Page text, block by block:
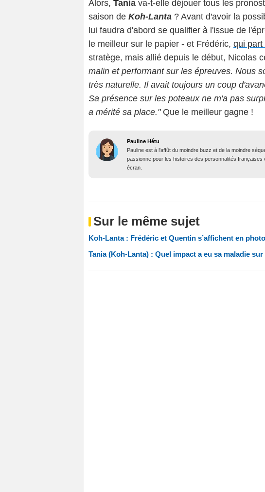
Alors, Tania va-t-elle déjouer tous les
saison de Koh-Lanta ? Avant d'avoir la
lui faudra d'abord se qualifier à l'issue de
le meilleur sur le papier - et Frédéric, qui part
stratège, mais allié depuis le début, Nicolas
malin et performant sur les épreuves. Nous
très naturelle. Il avait toujours un coup
Sa présence sur les poteaux ne m'a pas
a mérité sa place." Que le meilleur gagne !
Pauline Hétu
Pauline est à l'affût du moindre buzz et de la moindre
passionne pour les histoires des personnalités françaises
écran.
Sur le même sujet
Koh-Lanta : Frédéric et Quentin s’affichent en
Tania (Koh-Lanta) : Quel impact a eu sa maladie